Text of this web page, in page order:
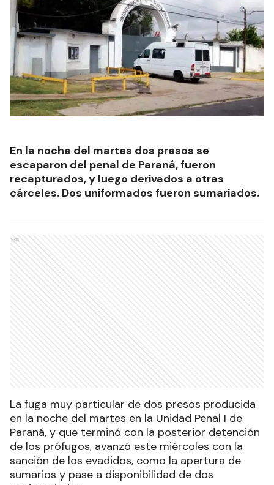
En la noche del martes dos presos se
escaparon del penal de Paraná, fueron
recapturados, y luego derivados a otras
cárceles. Dos uniformados fueron sumariados.
Ads
La fuga muy particular de dos presos producida
en la noche del martes en la Unidad Penal I de
Paraná, y que terminó con la posterior detención
de los prófugos, avanzó este miércoles con la
sanción de los evadidos, como la apertura de
sumarios y pase a disponibilidad de dos